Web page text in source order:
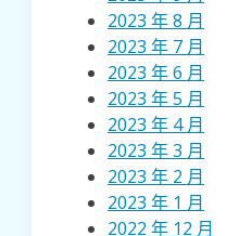
2023 年 8 月
2023 年 7 月
2023 年 6 月
2023 年 5 月
2023 年 4 月
2023 年 3 月
2023 年 2 月
2023 年 1 月
2022 年 12 月